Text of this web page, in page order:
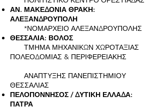
ΑΝ. ΜΑΚΕΔΟΝΙΑ ΘΡΑΚΗ:
ΑΛΕΞΑΝΔΡΟΥΠΟΛΗ
*ΝΟΜΑΡΧΕΙΟ ΑΛΕΞΑΝΔΡΟΥΠΟΛΗΣ
ΘΕΣΣΑΛΙΑ: ΒΟΛΟΣ
ΤΜΗΜΑ ΜΗΧΑΝΙΚΩΝ ΧΩΡΟΤΑΞΙΑΣ
ΠΟΛΕΟΔΟΜΙΑΣ & ΠΕΡΙΦΕΡΕΙΑΚΗΣ
ΑΝΑΠΤΥΞΗΣ ΠΑΝΕΠΙΣΤΗΜΙΟΥ
ΘΕΣΣΑΛΙΑΣ
ΠΕΛΟΠΟΝΝΗΣΟΣ / ΔΥΤΙΚΗ ΕΛΛΑΔΑ:
ΠΑΤΡΑ